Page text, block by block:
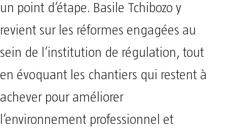
un point d’étape. Basile Tchibozo y
revient sur les réformes engagées au
sein de l’institution de régulation, tout
en évoquant les chantiers qui restent à
achever pour améliorer
l’environnement professionnel et